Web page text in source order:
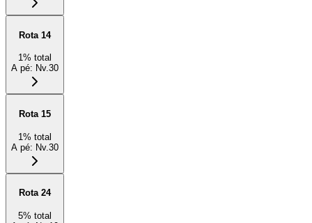
Rota 14
1% total
A pé: Nv.30
Rota 15
1% total
A pé: Nv.30
Rota 24
5% total